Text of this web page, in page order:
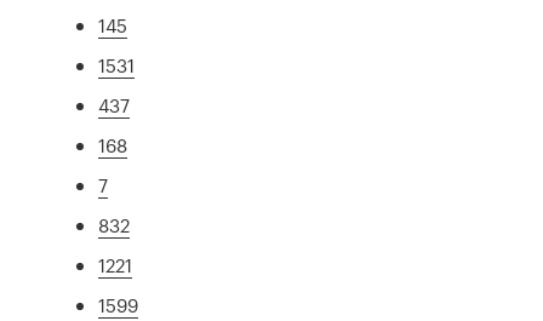
145
1531
437
168
7
832
1221
1599